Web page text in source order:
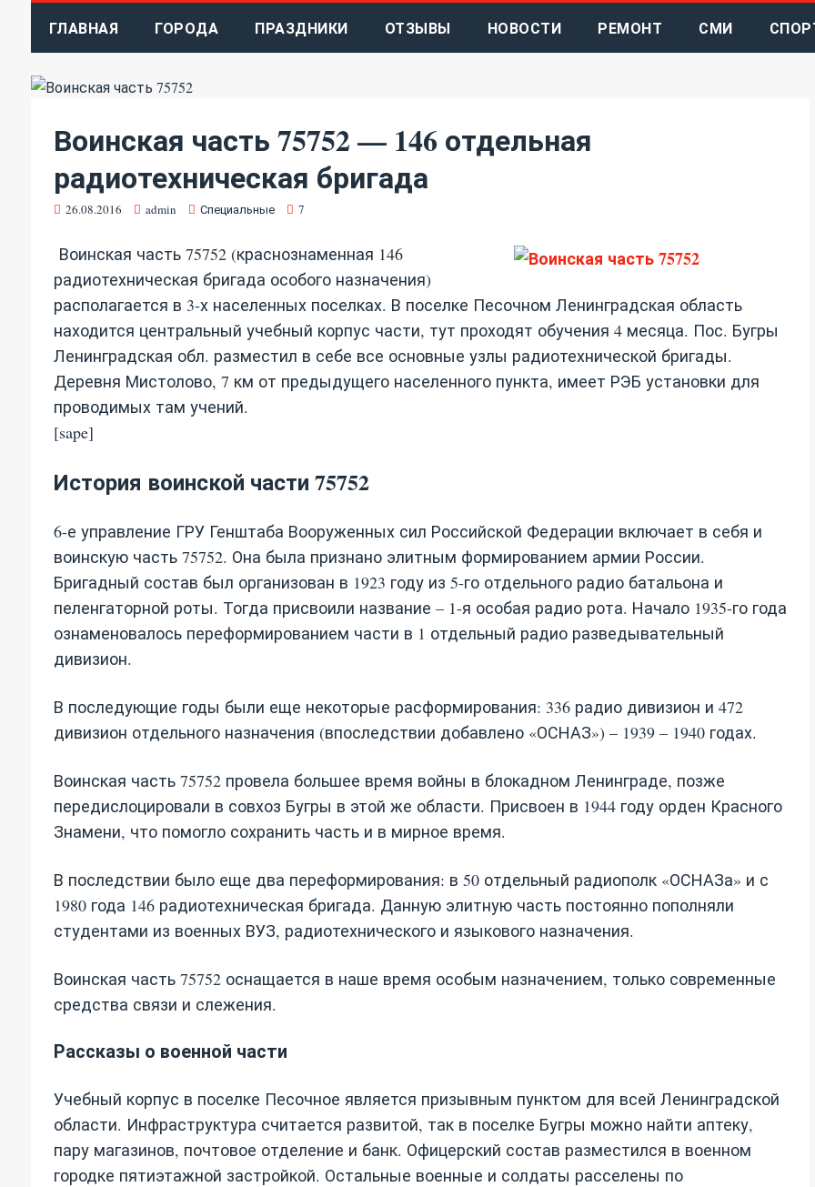
ГЛАВНАЯ ГОРОДА ПРАЗДНИКИ ОТЗЫВЫ НОВОСТИ РЕМОНТ СМИ
Воинская часть 75752 — 146 отдельная
радиотехническая бригада
26.08.2016 admin Специальные 7
Воинская часть 75752 (краснознаменная 146
радиотехническая бригада особого назначения)
располагается в 3-х населенных поселках. В поселке Песочном Ленинградская область
находится центральный учебный корпус части, тут проходят обучения 4 месяца. Пос. Бугры
Ленинградская обл. разместил в себе все основные узлы радиотехнической бригады.
Деревня Мистолово, 7 км от предыдущего населенного пункта, имеет РЭБ установки для
проводимых там учений.
[sape]
История воинской части 75752
6-е управление ГРУ Генштаба Вооруженных сил Российской Федерации включает в себя и
воинскую часть 75752. Она была признано элитным формированием армии России.
Бригадный состав был организован в 1923 году из 5-го отдельного радио батальона и
пеленгаторной роты. Тогда присвоили название – 1-я особая радио рота. Начало 1935-го года
ознаменовалось переформированием части в 1 отдельный радио разведывательный
дивизион.
В последующие годы были еще некоторые расформирования: 336 радио дивизион и 472
дивизион отдельного назначения (впоследствии добавлено «ОСНАЗ») – 1939 – 1940 годах.
Воинская часть 75752 провела большее время войны в блокадном Ленинграде, позже
передислоцировали в совхоз Бугры в этой же области. Присвоен в 1944 году орден Красного
Знамени, что помогло сохранить часть и в мирное время.
В последствии было еще два переформирования: в 50 отдельный радиополк «ОСНАЗа» и с
1980 года 146 радиотехническая бригада. Данную элитную часть постоянно пополняли
студентами из военных ВУЗ, радиотехнического и языкового назначения.
Воинская часть 75752 оснащается в наше время особым назначением, только современные
средства связи и слежения.
Рассказы о военной части
Учебный корпус в поселке Песочное является призывным пунктом для всей Ленинградской
области. Инфраструктура считается развитой, так в поселке Бугры можно найти аптеку,
пару магазинов, почтовое отделение и банк. Офицерский состав разместился в военном
городке пятиэтажной застройкой. Остальные военные и солдаты расселены по